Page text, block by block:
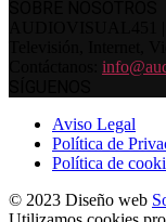
Aviso Legal
Política de
Política de
© 2023 Diseño web